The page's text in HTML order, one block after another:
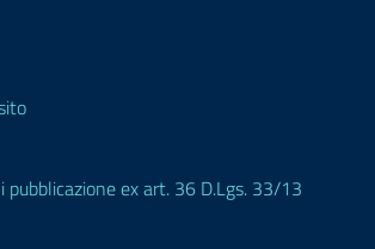
pubblicazione ex art. 36 D.Lgs. 33/13